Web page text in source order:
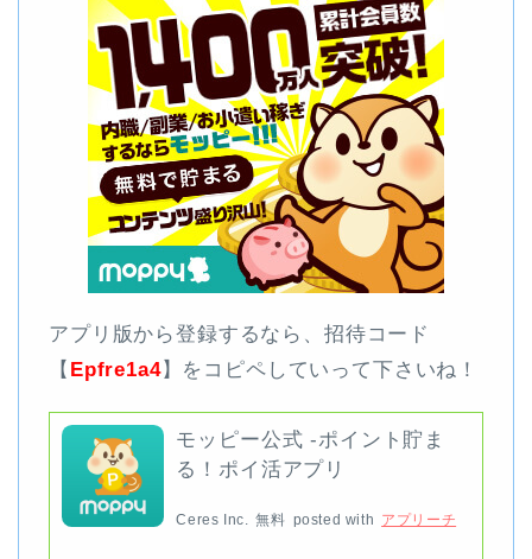
アプリ版から登録するなら、招待コード
【 Epfre1a4】をコピペしていって下さいね！
モッピー公式 -ポイント貯ま
る！ポイ活アプリ
Ceres Inc. 無料 posted with アプリーチ